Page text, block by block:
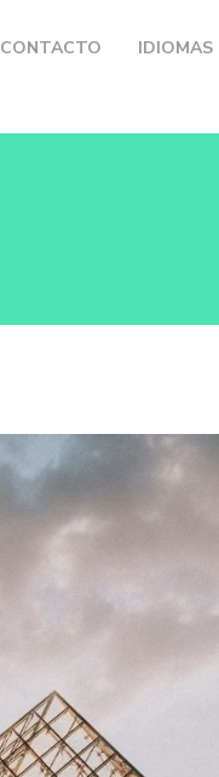
CONTACTO IDIOMAS